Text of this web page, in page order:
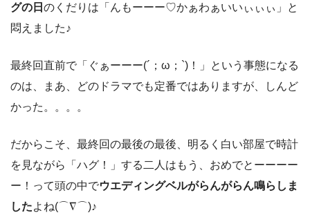
グの日 のくだりは「んもーーー♡かぁわぁいいぃぃぃ」と
悶えました♪
最終回直前で「ぐぁーーー(´；ω；`)！」という事態になる
のは、まあ、どのドラマでも定番ではありますが、しんど
かった。。。。
だからこそ、最終回の最後の最後、明るく白い部屋で時計
を見ながら「ハグ！」する二人はもう、おめでとーーーー
ー！って頭の中でウエディングベルがらんがらん鳴らしま
したよね(⌒∇⌒)♪